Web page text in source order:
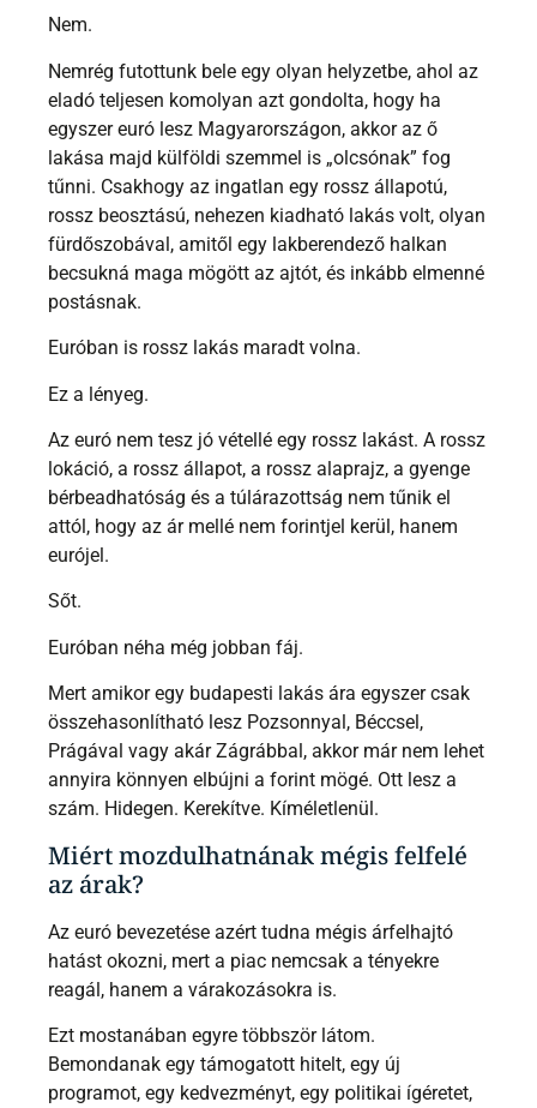
Nem.
Nemrég futottunk bele egy olyan helyzetbe, ahol az
eladó teljesen komolyan azt gondolta, hogy ha
egyszer euró lesz Magyarországon, akkor az ő
lakása majd külföldi szemmel is „olcsónak” fog
tűnni. Csakhogy az ingatlan egy rossz állapotú,
rossz beosztású, nehezen kiadható lakás volt, olyan
fürdőszobával, amitől egy lakberendező halkan
becsukná maga mögött az ajtót, és inkább elmenné
postásnak.
Euróban is rossz lakás maradt volna.
Ez a lényeg.
Az euró nem tesz jó vétellé egy rossz lakást. A rossz
lokáció, a rossz állapot, a rossz alaprajz, a gyenge
bérbeadhatóság és a túlárazottság nem tűnik el
attól, hogy az ár mellé nem forintjel kerül, hanem
eurójel.
Sőt.
Euróban néha még jobban fáj.
Mert amikor egy budapesti lakás ára egyszer csak
összehasonlítható lesz Pozsonnyal, Béccsel,
Prágával vagy akár Zágrábbal, akkor már nem lehet
annyira könnyen elbújni a forint mögé. Ott lesz a
szám. Hidegen. Kerekítve. Kíméletlenül.
Miért mozdulhatnának mégis felfelé
az árak?
Az euró bevezetése azért tudna mégis árfelhajtó
hatást okozni, mert a piac nemcsak a tényekre
reagál, hanem a várakozásokra is.
Ezt mostanában egyre többször látom.
Bemondanak egy támogatott hitelt, egy új
programot, egy kedvezményt, egy politikai ígéretet,